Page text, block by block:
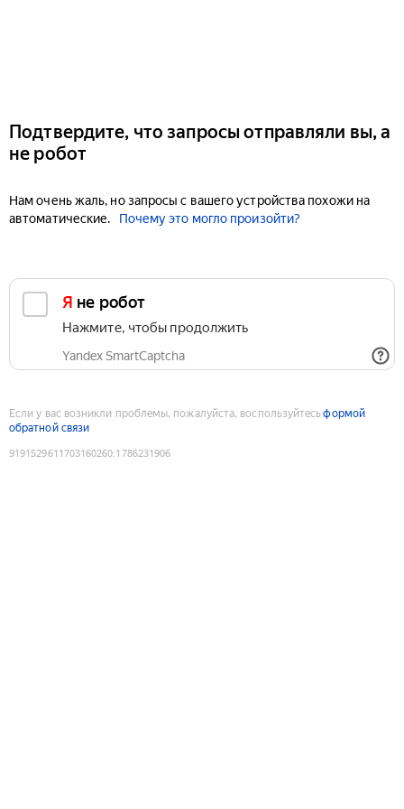
Подтвердите, что запросы отправляли вы, а
не робот
Нам очень жаль, но запросы с вашего устройства похожи на
автоматические.
Почему это могло произойти?
Я не робот
Нажмите, чтобы продолжить
Yandex SmartCaptcha
Если у вас возникли проблемы, пожалуйста, воспользуйтесьформой
обратной связи
9191529611703160260:1786231906